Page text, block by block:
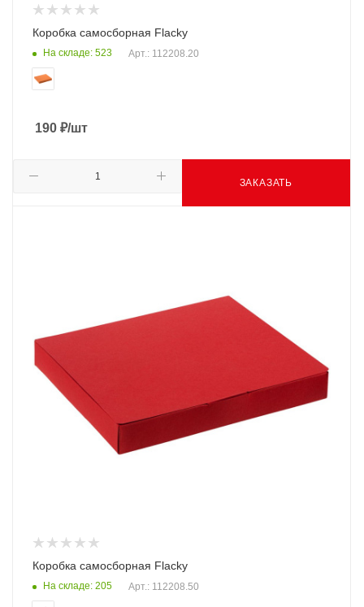
Коробка самосборная Flacky
На складе: 523 Арт.: 112208.20
190 ₽/шт
ЗАКАЗАТЬ
Коробка самосборная Flacky
На складе: 205 Арт.: 112208.50